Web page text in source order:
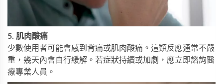
5. 肌肉酸痛
少數使用者可能會感到背痛或肌肉酸痛。這類反應通常不嚴
重，幾天內會自行緩解。若症狀持續或加劇，應立即諮詢醫
療專業人員。